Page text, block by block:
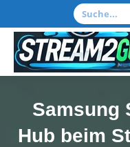
Search:
Samsung
Hub beim